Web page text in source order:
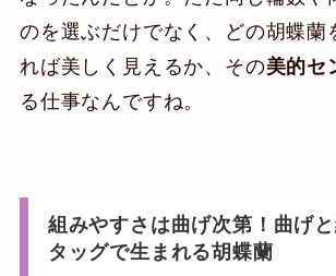
のを選ぶだけでなく、どの胡蝶蘭
れば美しく見えるか、その美的セ
る仕事なんですね。
組みやすさは曲げ次第！曲げ
タッグで生まれる胡蝶蘭